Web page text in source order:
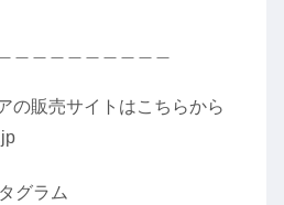
の販売サイトはこちらから
グラム